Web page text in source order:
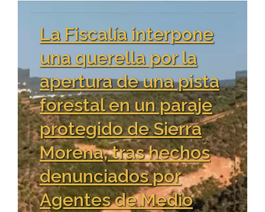
La Fiscalía interpone
una querella por la
apertura de una pista
forestal en un paraje
protegido de Sierra
Morena, tras hechos
denunciados por
Agentes de Medio